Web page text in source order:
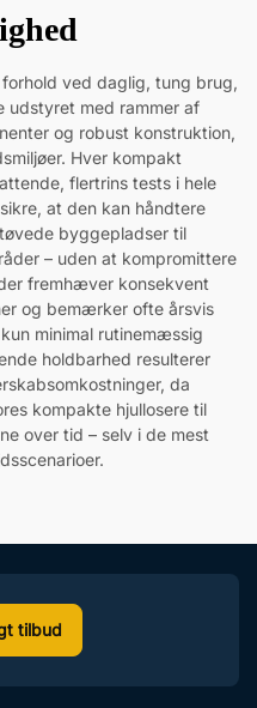
ved daglig, tung brug,
udstyret med rammer af
og robust konstruktion,
Hver kompakt
flertrins tests i hele
at den kan håndtere
byggepladser til
– uden at kompromittere
fremhæver konsekvent
og bemærker ofte årsvis
minimal rutinemæssig
holdbarhed resulterer
da
kompakte hjullosere til
over tid – selv i de mest
tilbud